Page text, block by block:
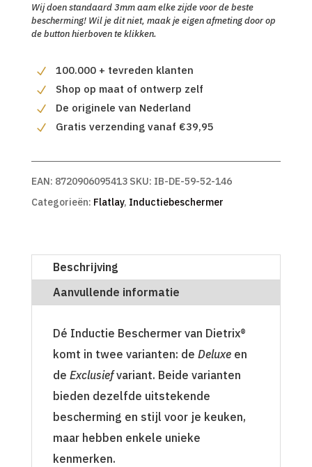
Wij doen standaard 3mm aam elke zijde voor de beste
bescherming! Wil je dit niet, maak je eigen afmeting door op
de button hierboven te klikken.
100.000 + tevreden klanten
Shop op maat of ontwerp zelf
De originele van Nederland
Gratis verzending vanaf €39,95
EAN: 8720906095413 SKU: IB-DE-59-52-146
Categorieën: Flatlay, Inductiebeschermer
Beschrijving
Aanvullende informatie
Dé Inductie Beschermer van Dietrix®
komt in twee varianten: de Deluxeen
de Exclusiefvariant. Beide varianten
bieden dezelfde uitstekende
bescherming en stijl voor je keuken,
maar hebben enkele unieke
kenmerken.